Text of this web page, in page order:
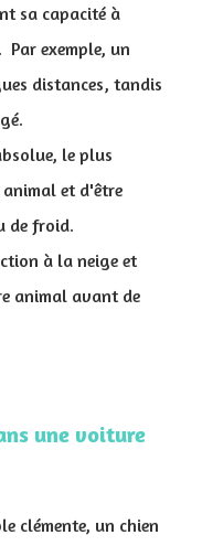
sa capacité à
exemple, un
distances, tandis
le plus
et d'être
de froid.
à la neige et
animal avant de
une voiture
clémente, un chien